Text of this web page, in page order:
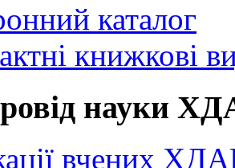
каталог
книжкові
науки
вчених